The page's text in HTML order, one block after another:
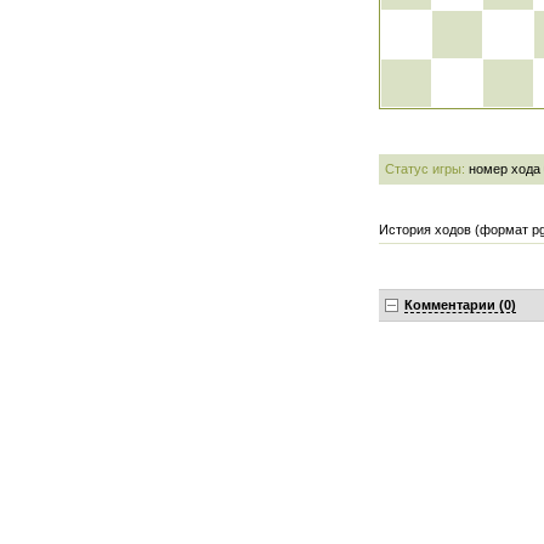
Статус игры: номер хода
История ходов (формат
Комментарии (0)